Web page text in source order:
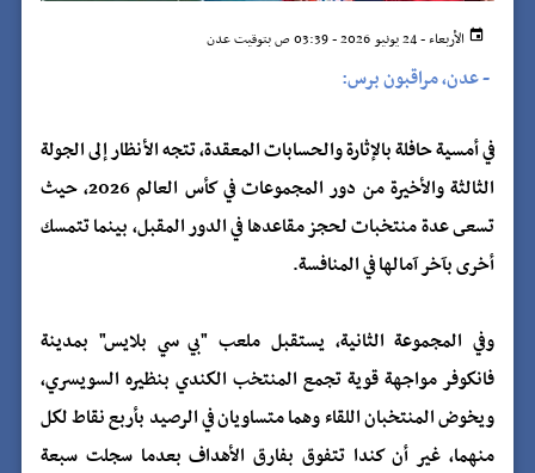
الأربعاء - 24 يونيو 2026 - 03:39 ص بتوقيت عدن
-عدن، مراقبون برس:
في أمسية حافلة بالإثارة والحسابات المعقدة، تتجه الأنظار إلى الجولة
الثالثة والأخيرة من دور المجموعات في كأس العالم 2026، حيث
تسعى عدة منتخبات لحجز مقاعدها في الدور المقبل، بينما تتمسك
أخرى بآخر آمالها في المنافسة.
وفي المجموعة الثانية، يستقبل ملعب "بي سي بلايس" بمدينة
فانكوفر مواجهة قوية تجمع المنتخب الكندي بنظيره السويسري،
ويخوض المنتخبان اللقاء وهما متساويان في الرصيد بأربع نقاط لكل
منهما، غير أن كندا تتفوق بفارق الأهداف بعدما سجلت سبعة